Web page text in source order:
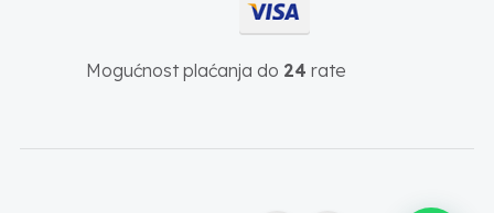
Mogućnost plaćanja do 24 rate